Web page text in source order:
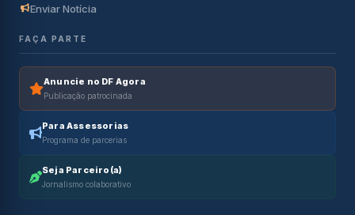
Enviar Notícia
FAÇA PARTE
Anuncie no DF Agora
Publicação patrocinada
Para Assessorias
Programa de parcerias
Seja Parceiro(a)
Jornalismo colaborativo